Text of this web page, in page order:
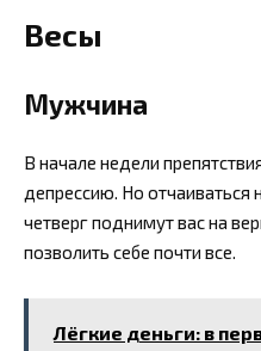
Весы
Мужчина
В начале недели
депрессию. Но отчаиваться
четверг поднимут вас на
позволить себе почти все.
Лёгкие деньги: в